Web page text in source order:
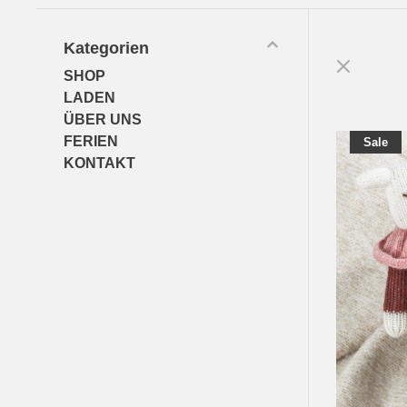
Kategorien
SHOP
LADEN
ÜBER UNS
FERIEN
KONTAKT
Sale